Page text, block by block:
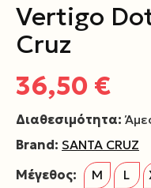
Vertigo
Cruz
36,50 €
Διαθεσιμότητα:
Brand: SANTA CRUZ
Μέγεθος:
M L